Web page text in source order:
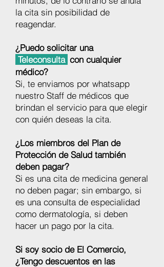
la cita sin posibilidad de
reagendar.
¿Puedo solicitar una
Teleconsulta con cualquier
médico?
Si, te enviamos por whatsapp
nuestro Staff de médicos que
brindan el servicio para que elegir
con quién deseas la cita.
¿Los miembros del Plan de
Protección de Salud también
deben pagar?
Si es una cita de medicina general
no deben pagar; sin embargo, si
es una consulta de especialidad
como dermatología, si deben
hacer un pago por la cita.
Si soy socio de El Comercio,
¿Tengo descuentos en las